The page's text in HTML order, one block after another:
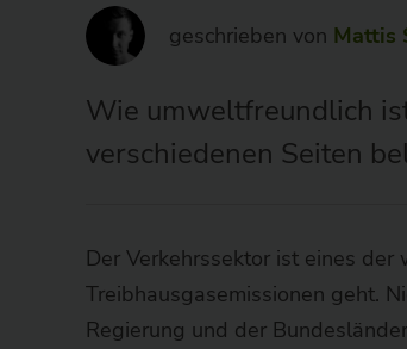
geschrieben von Mattis
Wie umweltfreundlich
verschiedenen Seiten
Der Verkehrssektor ist eines
Treibhausgasemissionen geht.
Regierung und der